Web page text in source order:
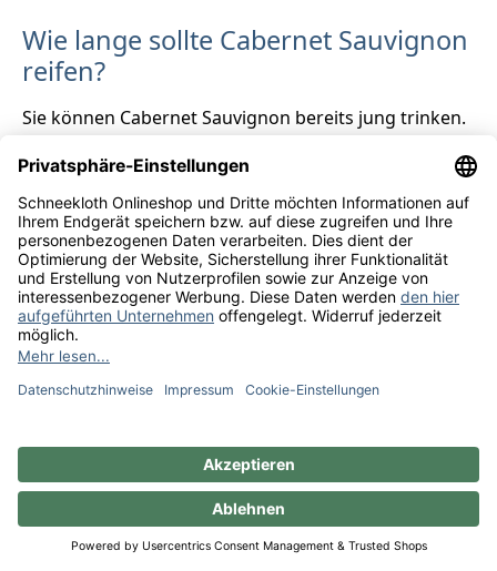
Wie lange sollte Cabernet Sauvignon
reifen?
Sie können Cabernet Sauvignon bereits jung trinken.
sind dafür prädestiniert. Diese südamerikanischen
Weine schmecken besonders gut zu mediterranen
Speisen und Tapas. Ein gereifter Cabernet Sauvignon
kann mehrere Jahrzehnte lagern. DenRotwein
servieren Sie dann am besten zu kräftigem Rinder-
oder Lammfleisch oder vegetarischen Grillgerichten.
Welche Aromen sind typisch für
Primär ist der Wein für seine Noten von schwarzer
Johannisbeere und grünem Paprika berühmt. Weitere
typische Aromen sind blaue Beeren, Tabak,
Schokolade, Zedernholz, Vanille und Leder.